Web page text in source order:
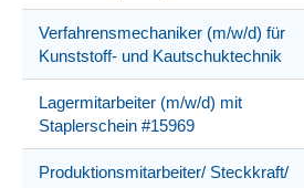
Verfahrensmechaniker (m/w/d) für
Kunststoff- und Kautschuktechnik
Lagermitarbeiter (m/w/d) mit
Staplerschein #15969
Produktionsmitarbeiter/ Steckkraft/